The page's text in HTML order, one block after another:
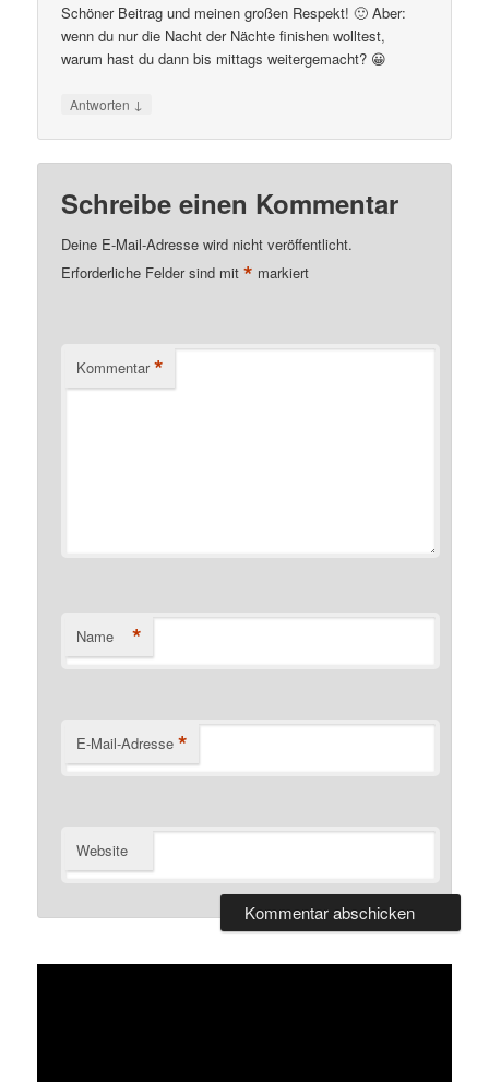
Schöner Beitrag und meinen großen Respekt! 🙂 Aber:
wenn du nur die Nacht der Nächte finishen wolltest,
warum hast du dann bis mittags weitergemacht? 😀
Antworten ↓
Schreibe einen Kommentar
Deine E-Mail-Adresse wird nicht veröffentlicht.
Erforderliche Felder sind mit* markiert
Kommentar *
Name *
E-Mail-Adresse *
Website